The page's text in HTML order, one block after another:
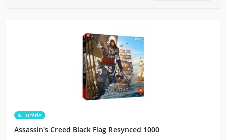
Jucărie
Assassin's Creed Black Flag Resynced 1000